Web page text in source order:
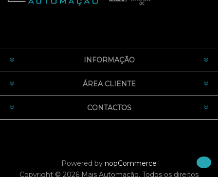
INFORMAÇÃO
ÁREA CLIENTE
CONTACTOS
Powered by nopCommerce
Copyright © 2026 Mais Automação. Todos os direitos